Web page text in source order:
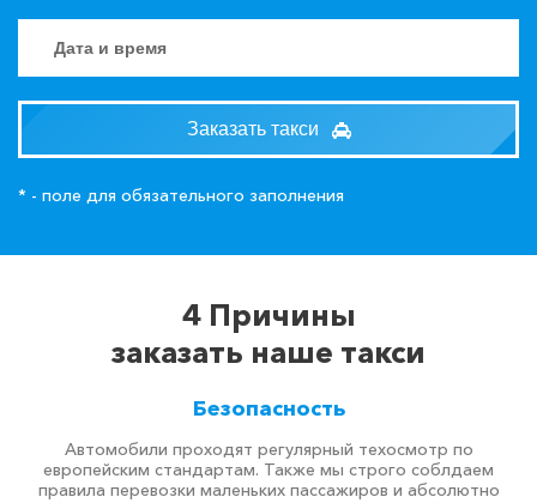
Заказать такси
* - поле для обязательного заполнения
4 Причины
заказать наше такси
Безопасность
Автомобили проходят регулярный техосмотр по
европейским стандартам. Также мы строго соблдаем
правила перевозки маленьких пассажиров и абсолютно